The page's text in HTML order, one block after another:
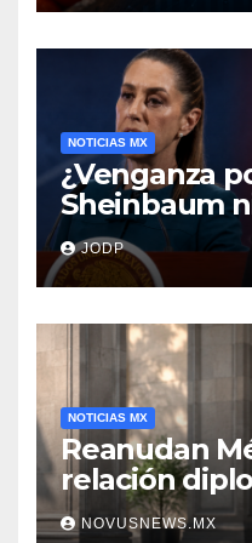
NOTICIAS MX
¿Venganza
Sheinbaum
negra en
Aguirre
JODP
NOTICIAS MX
Reanudan
relación
NOVUSNEWS.MX